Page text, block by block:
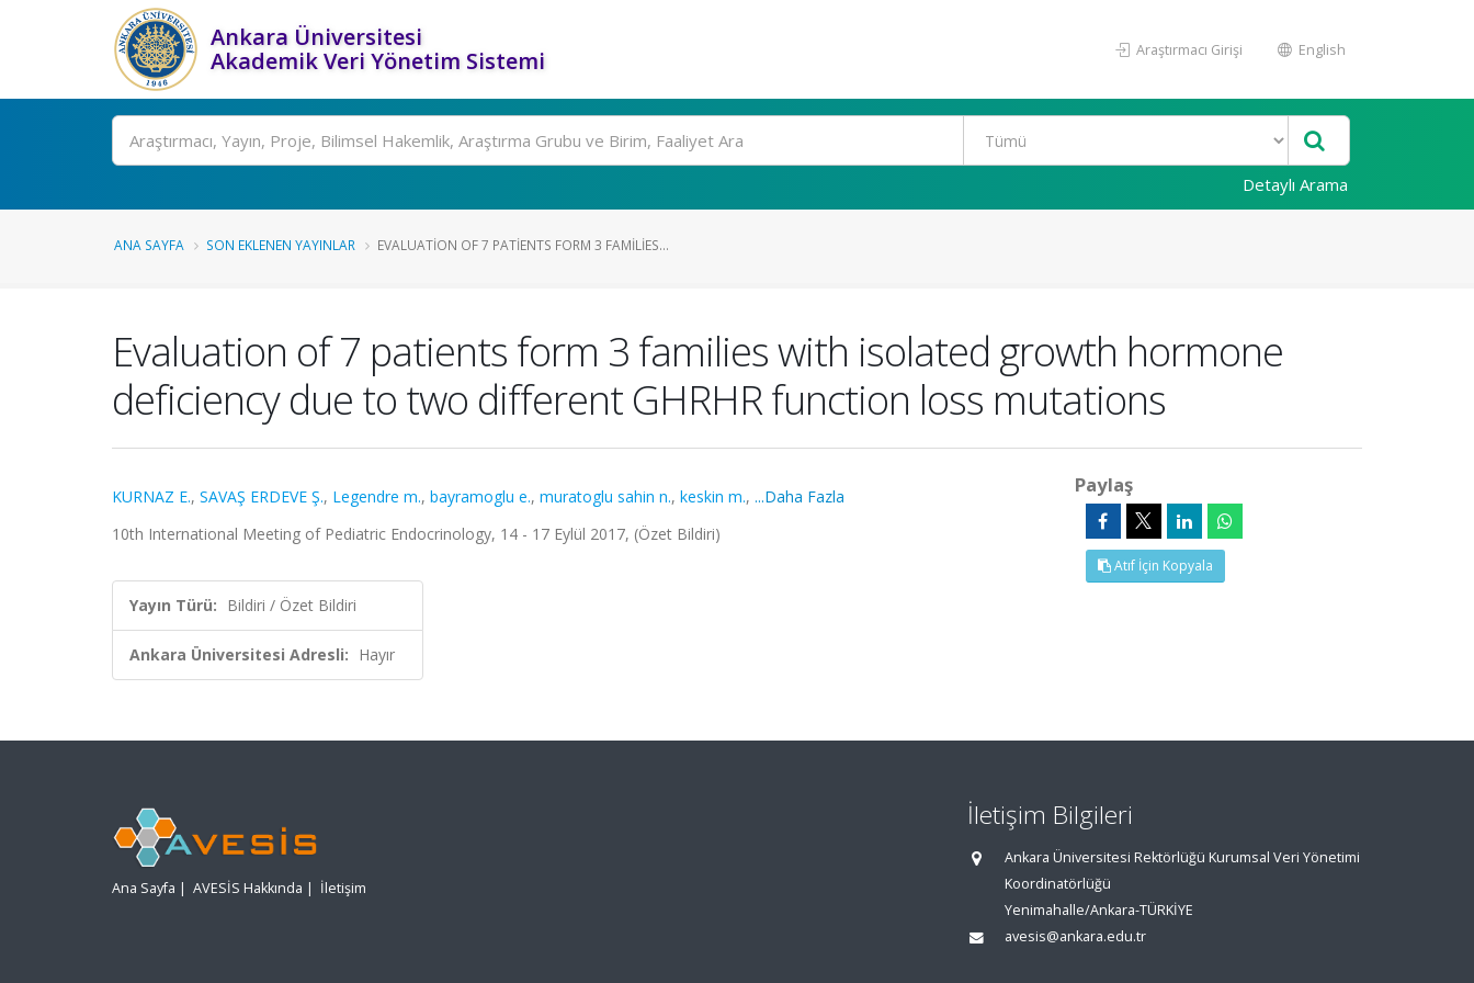
Ankara Üniversitesi
Akademik Veri Yönetim Sistemi
Araştırmacı Girişi English
Ara
Detaylı Arama
ANA SAYFA SON EKLENEN YAYINLAR EVALUATION OF 7 PATIENTS FORM 3 FAMILIES...
Evaluation of 7 patients form 3 families with isolated growth hormone
deficiency due to two different GHRHR function loss mutations
KURNAZ E., SAVAŞ ERDEVE Ş., Legendre m., bayramoglu e., muratoglu sahin n., keskin m., ...Daha Fazla
10th International Meeting of Pediatric Endocrinology, 14 - 17 Eylül 2017, (Özet Bildiri)
Yayın Türü: Bildiri / Özet Bildiri
Ankara Üniversitesi Adresli: Hayır
Paylaş
Atıf İçin Kopyala
Ana Sayfa | AVESİS Hakkında | İletişim
İletişim Bilgileri
Ankara Üniversitesi Rektörlüğü Kurumsal Veri Yönetimi
Koordinatörlüğü
Yenimahalle/Ankara-TÜRKİYE
avesis@ankara.edu.tr